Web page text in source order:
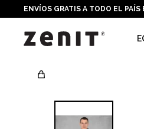
ENVÍOS GRATIS A TODO EL